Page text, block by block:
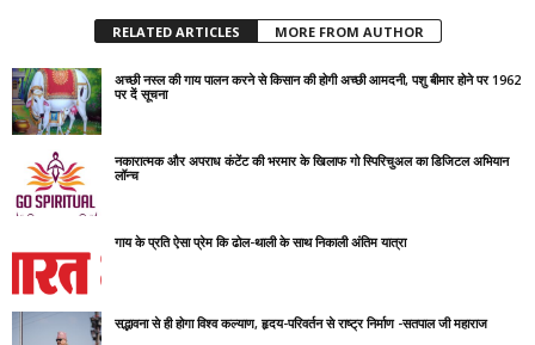
RELATED ARTICLES MORE FROM AUTHOR
अच्छी नस्ल की गाय पालन करने से किसान की होगी अच्छी आमदनी, पशु बीमार होने पर 1962
पर दें सूचना
नकारात्मक और अपराध कंटेंट की भरमार के खिलाफ गो स्पिरिचुअल का डिजिटल अभियान
लॉन्च
गाय के प्रति ऐसा प्रेम कि ढोल-थाली के साथ निकाली अंतिम यात्रा
सद्भावना से ही होगा विश्व कल्याण, हृदय-परिवर्तन से राष्ट्र निर्माण -सतपाल जी महाराज